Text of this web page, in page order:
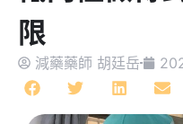
限
減藥藥師 胡廷岳